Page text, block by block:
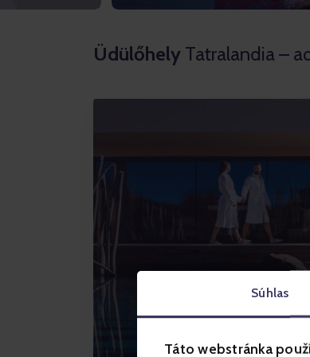
Súhlas
Táto webstránka
Üdülőhely Tatralandia –
Szállás